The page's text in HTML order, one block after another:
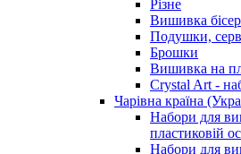
Різне
Вишивка
Подушки,
Брошки
Вишивка на
Crystal Art -
Чарівна країна
Набори для
пластиковій
Набори для